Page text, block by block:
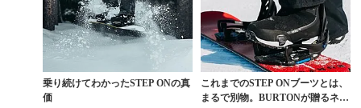
乗り続けてわかったSTEP ONの真
価
これまでのSTEP ONブーツとは、
まるで別物。BURTONが贈るネク